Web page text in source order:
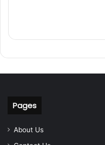
Pages
About Us